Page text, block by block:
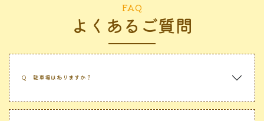
FAQ
よくあるご質問
Ｑ 駐車場はありますか？